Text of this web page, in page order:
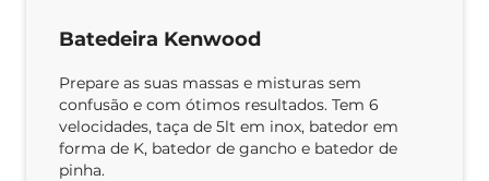
Batedeira Kenwood
Prepare as suas massas e misturas sem
confusão e com ótimos resultados. Tem 6
velocidades, taça de 5lt em inox, batedor em
forma de K, batedor de gancho e batedor de
pinha.